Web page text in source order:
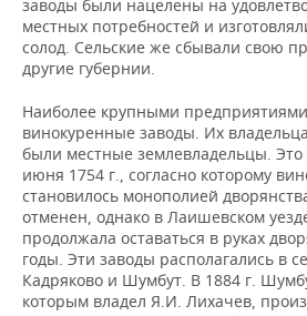
заводы были нацелены на
местных потребностей и
солод. Сельские же сбывали свою
другие губернии.
Наиболее крупными
винокуренные заводы. Их
были местные землевладельцы. Это
июня 1754 г., согласно которому
становилось монополией
отменен, однако в Лаишевском
продолжала оставаться в руках
годы. Эти заводы располагались в
Кадряково и Шумбут. В 1884 г.
которым владел Я.И. Лихачев,